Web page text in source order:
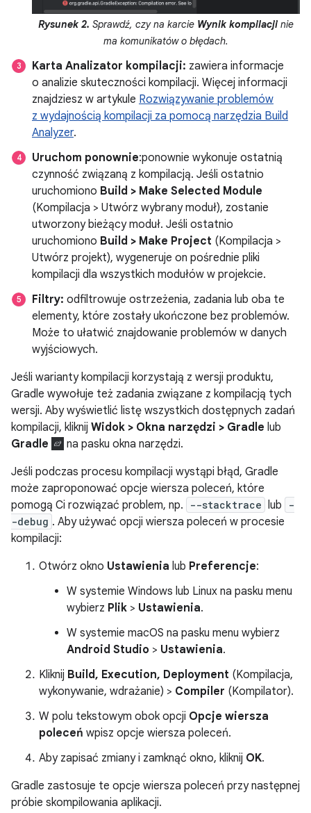
Rysunek 2. Sprawdź, czy na karcie Wynik kompilacjinie
ma komunikatów o błędach.
Karta Analizator kompilacji: zawiera informacje
o analizie skuteczności kompilacji. Więcej informacji
znajdziesz w artykule Rozwiązywanie problemów
z wydajnością kompilacji za pomocą narzędzia Build
Analyzer.
Uruchom ponownie:ponownie wykonuje ostatnią
czynność związaną z kompilacją. Jeśli ostatnio
uruchomiono Build > Make Selected Module
(Kompilacja > Utwórz wybrany moduł), zostanie
utworzony bieżący moduł. Jeśli ostatnio
uruchomiono Build > Make Project (Kompilacja >
Utwórz projekt), wygeneruje on pośrednie pliki
kompilacji dla wszystkich modułów w projekcie.
Filtry: odfiltrowuje ostrzeżenia, zadania lub oba te
elementy, które zostały ukończone bez problemów.
Może to ułatwić znajdowanie problemów w danych
wyjściowych.
Jeśli warianty kompilacji korzystają z wersji produktu,
Gradle wywołuje też zadania związane z kompilacją tych
wersji. Aby wyświetlić listę wszystkich dostępnych zadań
kompilacji, kliknij Widok > Okna narzędzi > Gradle lub
Gradle
na pasku okna narzędzi.
Jeśli podczas procesu kompilacji wystąpi błąd, Gradle
może zaproponować opcje wiersza poleceń, które
pomogą Ci rozwiązać problem, np.
--stacktrace lub
-
-debug . Aby używać opcji wiersza poleceń w procesie
kompilacji:
Otwórz okno Ustawienia lub Preferencje:
W systemie Windows lub Linux na pasku menu
wybierz Plik > Ustawienia.
W systemie macOS na pasku menu wybierz
Android Studio > Ustawienia.
Kliknij Build, Execution, Deployment (Kompilacja,
wykonywanie, wdrażanie) > Compiler (Kompilator).
W polu tekstowym obok opcji Opcje wiersza
poleceń wpisz opcje wiersza poleceń.
Aby zapisać zmiany i zamknąć okno, kliknij OK.
Gradle zastosuje te opcje wiersza poleceń przy następnej
próbie skompilowania aplikacji.